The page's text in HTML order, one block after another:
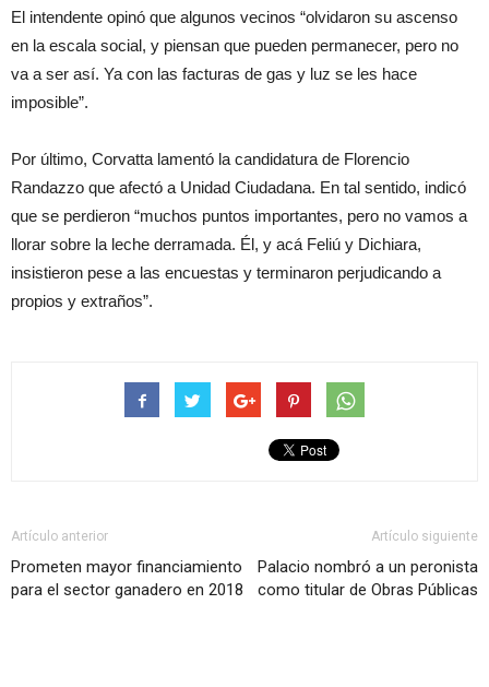
El intendente opinó que algunos vecinos “olvidaron su ascenso
en la escala social, y piensan que pueden permanecer, pero no
va a ser así. Ya con las facturas de gas y luz se les hace
imposible”.
Por último, Corvatta lamentó la candidatura de Florencio
Randazzo que afectó a Unidad Ciudadana. En tal sentido, indicó
que se perdieron “muchos puntos importantes, pero no vamos a
llorar sobre la leche derramada. Él, y acá Feliú y Dichiara,
insistieron pese a las encuestas y terminaron perjudicando a
propios y extraños”.
Artículo anterior
Prometen mayor financiamiento
para el sector ganadero en 2018
Artículo siguiente
Palacio nombró a un peronista
como titular de Obras Públicas